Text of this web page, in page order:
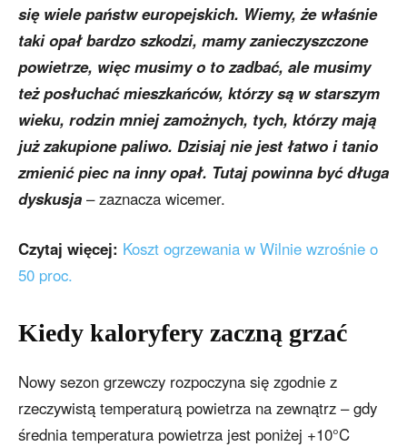
się wiele państw europejskich. Wiemy, że właśnie
taki opał bardzo szkodzi, mamy zanieczyszczone
powietrze, więc musimy o to zadbać, ale musimy
też posłuchać mieszkańców, którzy są w starszym
wieku, rodzin mniej zamożnych, tych, którzy mają
już zakupione paliwo. Dzisiaj nie jest łatwo i tanio
zmienić piec na inny opał. Tutaj powinna być długa
dyskusja – zaznacza wicemer.
Czytaj więcej: Koszt ogrzewania w Wilnie wzrośnie o
50 proc.
Kiedy kaloryfery zaczną grzać
Nowy sezon grzewczy rozpoczyna się zgodnie z
rzeczywistą temperaturą powietrza na zewnątrz – gdy
średnia temperatura powietrza jest poniżej +10°C